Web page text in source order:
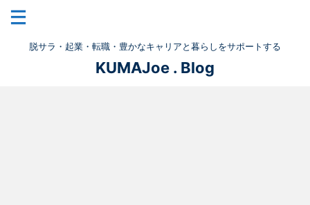
脱サラ・起業・転職・豊かなキャリアと暮らしをサポートする
KUMAJoe . Blog